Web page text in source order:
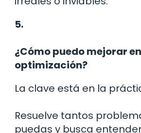
5.
¿Cómo puedo mejorar
optimización?
La clave está en la
Resuelve tantos
puedas y busca